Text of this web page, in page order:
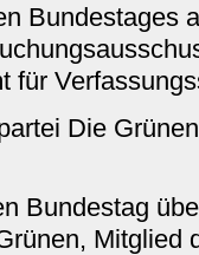
Bundestages
für
Die
Bundestag
Mitglied